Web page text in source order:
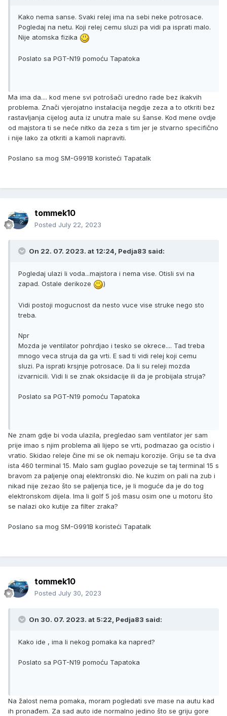
Kako nema sanse. Svaki relej ima na sebi neke potrosace.
Pogledaj na netu. Koji relej cemu sluzi pa vidi pa isprati malo.
Nije atomska fizika
Poslato sa PGT-N19 pomoću Tapatoka
Ma ima da.... kod mene svi potrošači uredno rade bez ikakvih
problema. Znači vjerojatno instalacija negdje zeza a to otkriti bez
rastavljanja cijelog auta iz unutra male su šanse. Kod mene ovdje
od majstora ti se neće nitko da zeza s tim jer je stvarno specifično
i nije lako za otkriti a kamoli napraviti.
Poslano sa mog SM-G991B koristeći Tapatalk
tommek10
Posted July 22, 2023
On 22. 07. 2023. at 12:24, Pedja83 said:
Pogledaj ulazi li voda...majstora i nema vise. Otisli svi na
zapad. Ostale derikoze
)
Vidi postoji mogucnost da nesto vuce vise struke nego sto
treba.
Npr
Mozda je ventilator pohrdjao i tesko se okrece.... Tad treba
mnogo veca struja da ga vrti. E sad ti vidi relej koji cemu
sluzi. Pa isprati krsjnje potrosace. Da li su releji mozda
izvarnicili. Vidi li se znak oksidacije ili da je probijala struja?
Poslato sa PGT-N19 pomoću Tapatoka
Ne znam gdje bi voda ulazila, pregledao sam ventilator jer sam
prije imao s njim problema ali lijepo se vrti, podmazao ga ocistio i
vratio. Skidao releje čine mi se ok nemaju korozije. Griju se ta dva
ista 460 terminal 15. Malo sam guglao povezuje se taj terminal 15 s
bravom za paljenje onaj elektronski dio. Ne kuzim on pali na zub i
nikad nije zezao što se paljenja tice, je li moguće da je do tog
elektronskom dijela. Ima li golf 5 još masu osim one u motoru što
se nalazi oko kutije za filter zraka?
Poslano sa mog SM-G991B koristeći Tapatalk
tommek10
Posted July 30, 2023
On 30. 07. 2023. at 5:22, Pedja83 said:
Kako ide , ima li nekog pomaka ka napred?
Poslato sa PGT-N19 pomoću Tapatoka
Na žalost nema pomaka, moram pogledati sve mase na autu kad
ih pronađem. Za sad auto ide normalno jedino što se griju gore